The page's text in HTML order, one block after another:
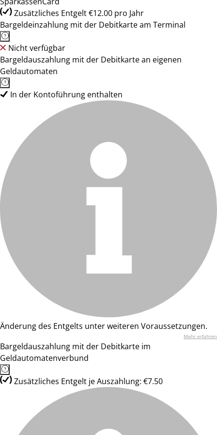
Zusätzliches Entgelt €12.00 pro Jahr
Bargeldeinzahlung mit der Debitkarte am Terminal
Nicht verfügbar
Bargeldauszahlung mit der Debitkarte an eigenen
Geldautomaten
In der Kontoführung enthalten
Änderung des Entgelts unter weiteren Voraussetzungen.
Mehr erfahren
Bargeldauszahlung mit der Debitkarte im
Geldautomatenverbund
Zusätzliches Entgelt je Auszahlung: €7.50